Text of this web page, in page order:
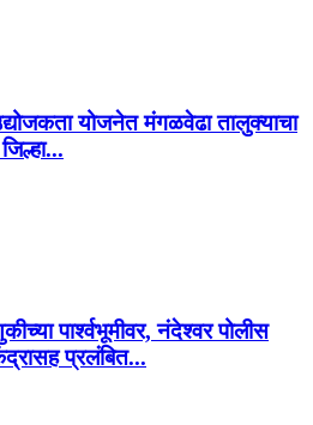
योजनेत मंगळवेढा तालुक्याचा
पार्श्वभूमीवर, नंदेश्वर पोलीस
प्रलंबित...